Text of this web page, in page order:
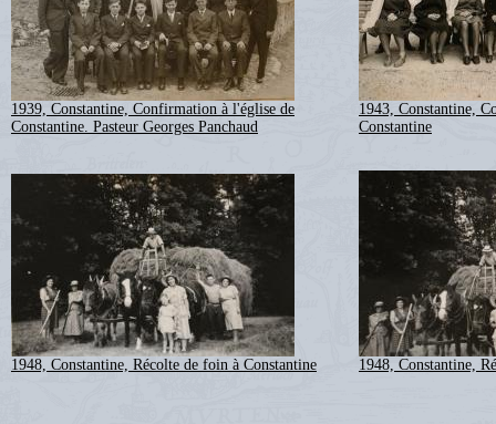
1939, Constantine, Confirmation à l'église de
Constantine. Pasteur Georges Panchaud
1943, Constantine,
Constantine
1948, Constantine, Récolte de foin à Constantine 1948, Constantine,